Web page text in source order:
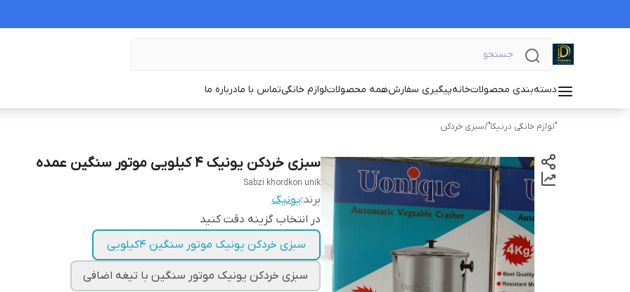
دسته‌بندی محصولاتخانهپیگیری سفارشهمه محصولاتلوازم خانگیتماس با مادرباره ما
"لوازم خانگی درنیکا"/سبزی خردکن
سبزی خردکن یونیک ۴ کیلویی موتور سنگین عمده
Sabzi khordkon unik
برند:یونیک
در انتخاب گزینه دقت کنید
سبزی خردکن یونیک موتور سنگین ۴کیلویی
سبزی خردکن یونیک موتور سنگین با تیغه اضافی